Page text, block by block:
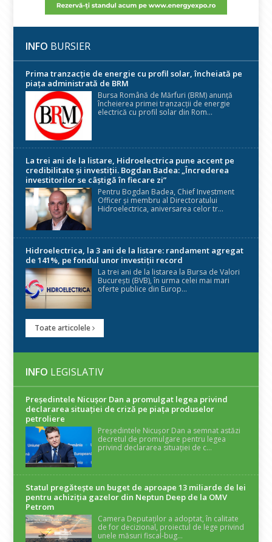
INFO BURSIER
Prima tranzacție de energie cu profil solar, încheiată pe
piața administrată de BRM
Bursa Română de Mărfuri (BRM) anunță
încheierea primei tranzacții de energie
electrică cu profil solar din Rom...
La trei ani de la listare, Hidroelectrica pune accent pe
credibilitate și investiții. Bogdan Badea: „Încrederea
investitorilor se câștigă în fiecare zi”
Pentru Bogdan Badea, Chief Investment
Officer și membru al Directoratului
Hidroelectrica, aniversarea celor tr...
Hidroelectrica, la 3 ani de la listare: randament agregat
de 141%, pe fondul unor investiții record
La trei ani de la listarea la Bursa de Valori
București (BVB), în urma celei mai mari
oferte publice din Europ...
Toate articolele
INFO LEGISLATIV
Președintele Nicuşor Dan a promulgat legea privind
declararea situaţiei de criză pe piaţa produselor
petroliere
Președintele Nicușor Dan a semnat astăzi
decretul de promulgare pentru legea
privind declararea situației de c...
Statul pregătește un buget de aproape 13 miliarde de lei
pentru achiziția gazelor din Neptun Deep de la OMV
Petrom
Camera Deputaților a adoptat, în calitate
de for decizional, proiectul de lege privind
unele măsuri fiscal-bug...